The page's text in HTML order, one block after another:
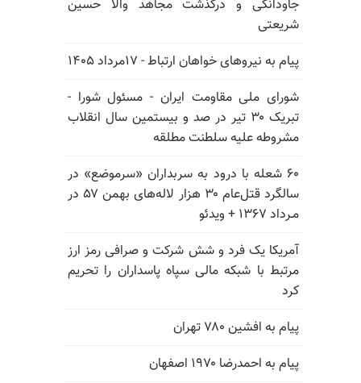
جاودانگی و درگذشت مجاهد والا حسین
شریعتی
پیام به نیروهای خواهان ارتباط - ۱۷مرداد ۱۴۰۵
شورای ملی مقاومت ایران - مسئول شورا -
تبریک ۳۰ تیر در صد و بیستمین سال انقلاب
مشروطه علیه سلطنت مطلقه
۶۰ شعله با درود به سربداران «سرموضع» در
سالگرد قتل‌عام ۳۰ هزار لاله‌های بهمن ۵۷ در
مـرداد ۱۳۶۷ + ویدئو
آمریکا یک فرد و شش شرکت و صرافی رمز ارز
مرتبط با شبکه مالی سپاه پاسداران را تحریم
کرد
پیام به افشین ۷۸۰ تهران
پیام به احمدرضا ۱۹۷۰ اصفهان